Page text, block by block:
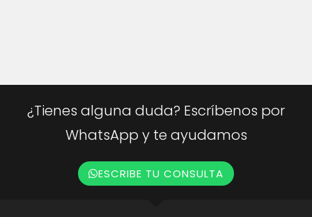
¿Tienes alguna duda? Escríbenos por
WhatsApp y te ayudamos
ESCRIBE TU CONSULTA